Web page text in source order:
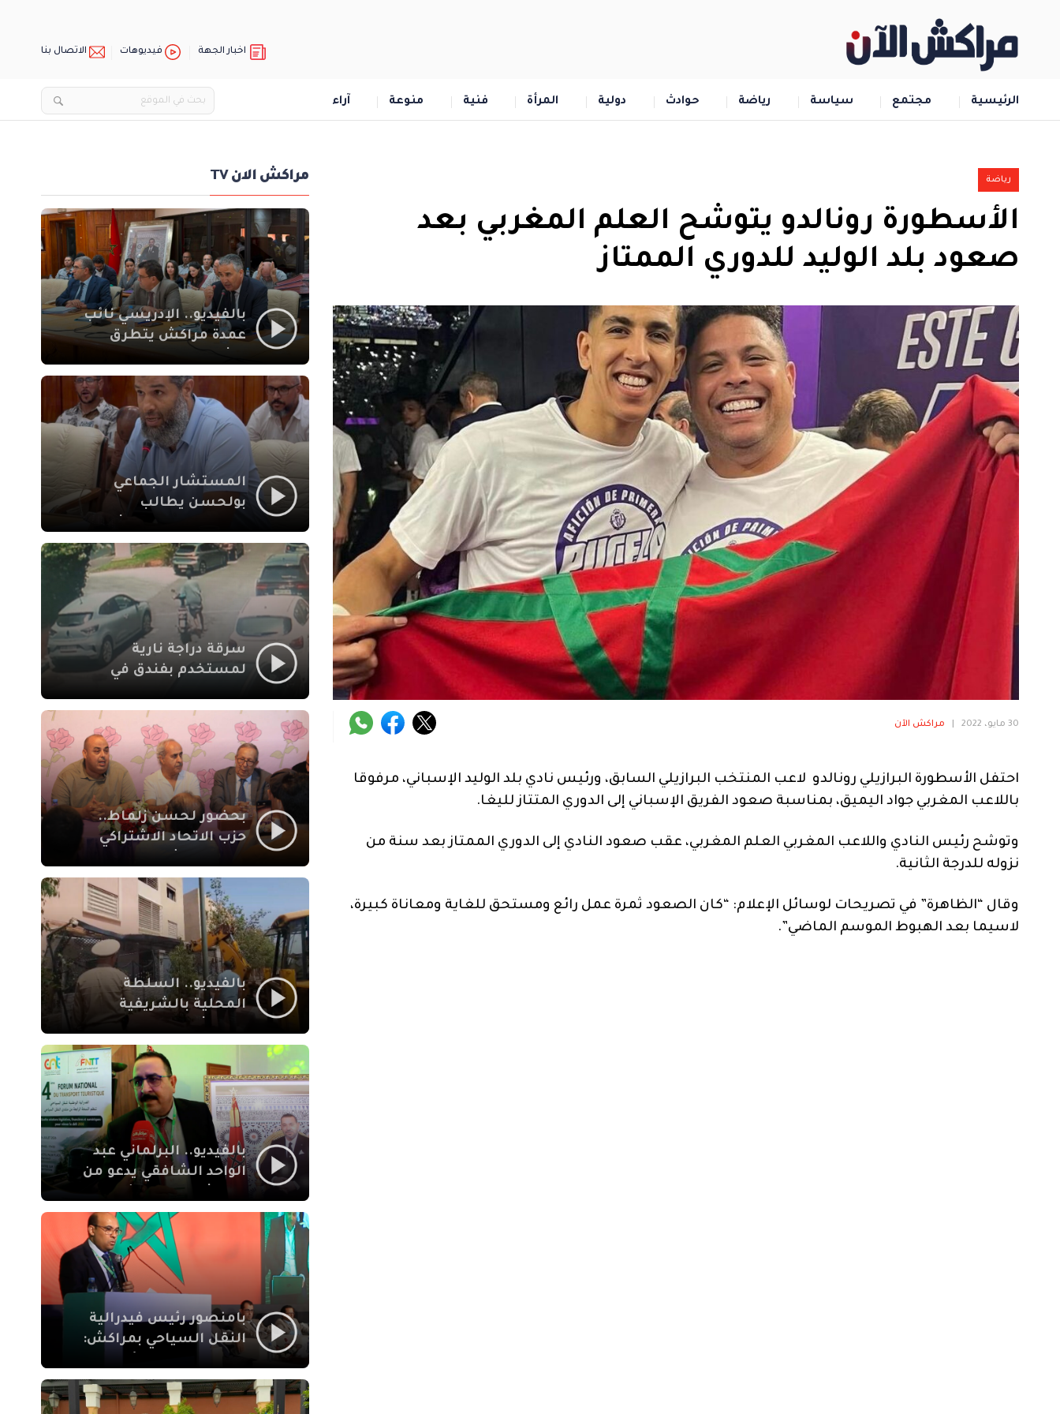
اخبار الجهة فيديوهات الاتصال بنا
الرئيسية مجتمع سياسة رياضة حوادث دولية المرأة فنية منوعة آراء
رياضة
الأسطورة رونالدو يتوشح العلم المغربي بعد
صعود بلد الوليد للدوري الممتاز
30 مايو، 2022 مراكش الآن
احتفل الأسطورة البرازيلي رونالدو لاعب المنتخب البرازيلي السابق، ورئيس نادي بلد الوليد الإسباني، مرفوقا
باللاعب المغربي جواد اليميق، بمناسبة صعود الفريق الإسباني إلى الدوري المتتاز لليغا.
وتوشح رئيس النادي واللاعب المغربي العلم المغربي، عقب صعود النادي إلى الدوري الممتاز بعد سنة من
نزوله للدرجة الثانية.
وقال “الظاهرة” في تصريحات لوسائل الإعلام: “كان الصعود ثمرة عمل رائع ومستحق للغاية ومعاناة كبيرة،
لاسيما بعد الهبوط الموسم الماضي”.
مراكش الان TV
بالفيديو.. الإدريسي نائب
عمدة مراكش يتطرق
الاجتماعي في نقل
المحطة الطرقية إلى
العزوزية
المستشار الجماعي
بولحسن يطالب
أشغال شارع علال
الفاسي بمراكش
سرقة دراجة نارية
لمستخدم بفندق في
بمراكش
بحضور لحسن زلماط..
حزب الاتحاد الاشتراكي
مقراً بمقاطعة سيدي
يوسف بن علي مراكش
بالفيديو.. السلطة
المحلية بالشريفية
بنايات غير قانونية بإقامة
الإيمان
بالفيديو.. البرلماني عبد
الواحد الشافقي يدعو من
النقل السياحي لمواكبة
بامنصور رئيس فيدرالية
النقل السياحي بمراكش:
والاصلاح التشريعي
ركيزتان أساسيتان لكسب